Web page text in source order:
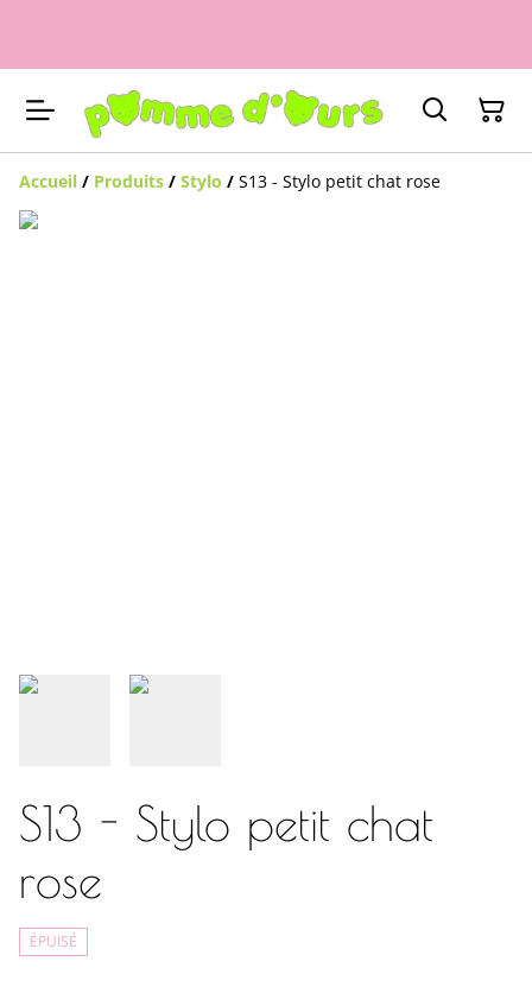
Accueil / Produits / Stylo / S13 - Stylo petit chat rose
S13 - Stylo petit chat
rose
ÉPUISÉ